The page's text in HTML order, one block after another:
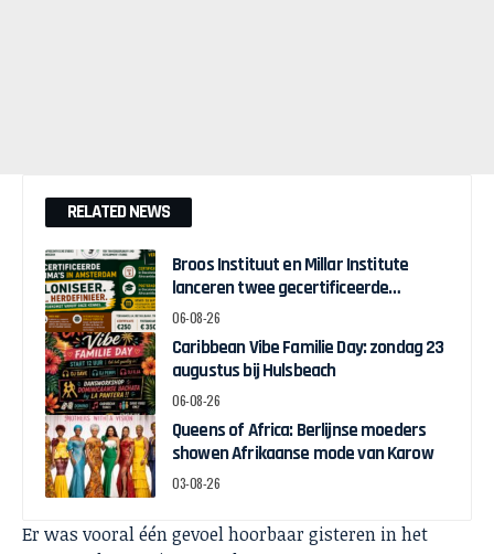
RELATED NEWS
Broos Instituut en Millar Institute
lanceren twee gecertificeerde
Afrocentrische opleidingen in
Amsterdam
06-08-26
Caribbean Vibe Familie Day: zondag 23
augustus bij Hulsbeach
06-08-26
Queens of Africa: Berlijnse moeders
showen Afrikaanse mode van Karow
03-08-26
Er was vooral één gevoel hoorbaar gisteren in het